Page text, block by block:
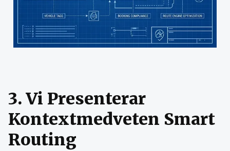
3. Vi Presenterar
Kontextmedveten Smart
Routing